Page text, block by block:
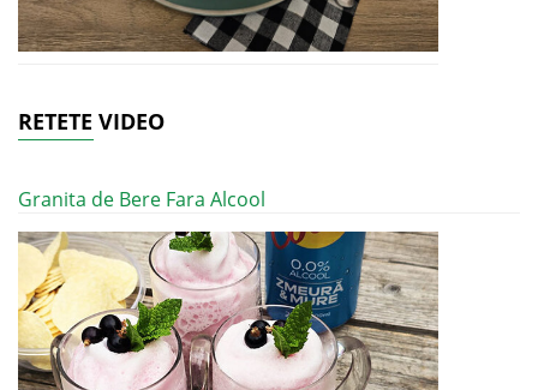
RETETE VIDEO
Granita de Bere Fara Alcool